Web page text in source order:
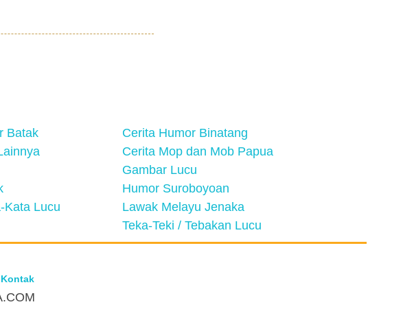
Batak
Cerita Humor Binatang
Cerita Mop dan Mob Papua
Gambar Lucu
Humor Suroboyoan
Kata Lucu
Lawak Melayu Jenaka
Teka-Teki / Tebakan Lucu
Kontak